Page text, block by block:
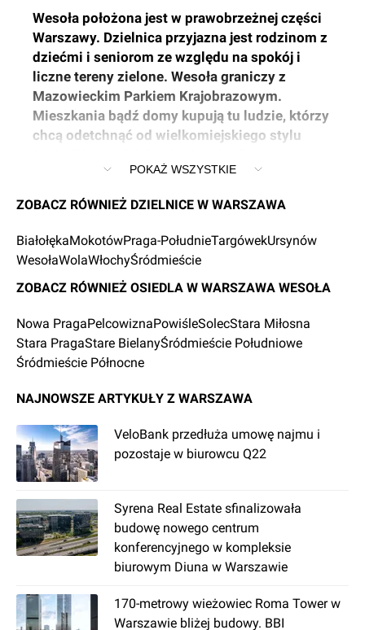
Wesoła położona jest w prawobrzeżnej części
Warszawy. Dzielnica przyjazna jest rodzinom z
dziećmi i seniorom ze względu na spokój i
liczne tereny zielone. Wesoła graniczy z
Mazowieckim Parkiem Krajobrazowym.
Mieszkania bądź domy kupują tu ludzie, którzy
chcą odetchnąć od wielkomiejskiego stylu
jednorodzinna, ale można również znaleźć
inwestycje wielorodzinne. Ceny nieruchomości
w tej części Warszawy są bardzo atrakcyjne.
W 2002 roku w wyniku referendum mieszkańcy
zdecydowali się na wejście w skład Warszawy.
Przed tym wydarzeniem Wesoła funkcjonowała
jako samodzielne miasto.
obszarów Warszawy.
Jakie są osiedla w Wesołej?
położenie graniczy tylko z dwoma dzielnicami
Warszawy: Rembertowem i Wawrem.
Wesołą dzieli się na 6 osiedli: Groszówkę, Plac
Wojska Polskiego, Starą Miłosną, Wesołą-
Centrum, Wolę Grzybowską oraz Zieloną-
Grzybową.
Ile osób mieszka w Wesołej?
Powierzchnia Wesołej liczy prawie 23 km2.
Według danych z 2021 roku liczba mieszkańców
szacowana jest na 25,9 tys. Tyko Rembertów ma
mniejszą liczbę mieszkańców niż Wesoła.
POKAŻ WSZYSTKIE
ZOBACZ RÓWNIEŻ DZIELNICE W WARSZAWA
BiałołękaMokotówPraga-PołudnieTargówekUrsynów
WesołaWolaWłochyŚródmieście
ZOBACZ RÓWNIEŻ OSIEDLA W WARSZAWA WESOŁA
Nowa PragaPelcowiznaPowiśleSolecStara Miłosna
Stara PragaStare BielanyŚródmieście Południowe
Śródmieście Północne
NAJNOWSZE ARTYKUŁY Z WARSZAWA
VeloBank przedłuża umowę najmu i
pozostaje w biurowcu Q22
Syrena Real Estate sfinalizowała
budowę nowego centrum
konferencyjnego w kompleksie
biurowym Diuna w Warszawie
170-metrowy wieżowiec Roma Tower w
Warszawie bliżej budowy. BBI